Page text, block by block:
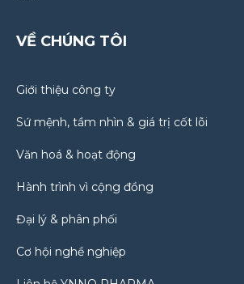
VỀ CHÚNG TÔI
Giới thiệu công ty
Sứ mệnh, tầm nhìn & giá trị cốt lõi
Văn hoá & hoạt động
Hành trình vì cộng đồng
Đại lý & phân phối
Cơ hội nghề nghiệp